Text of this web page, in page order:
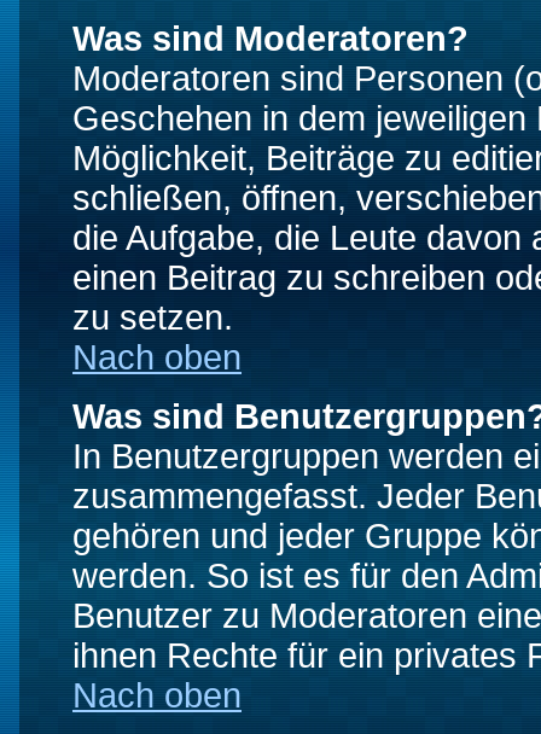
Was sind Moderatoren?
Moderatoren sind Personen
Geschehen in dem
Möglichkeit, Beiträge zu
schließen, öffnen,
die Aufgabe, die Leute
einen Beitrag zu schreiben
zu setzen.
Nach oben
Was sind
In Benutzergruppen werden
zusammengefasst. Jeder
gehören und jeder Gruppe
werden. So ist es für den
Benutzer zu Moderatoren
ihnen Rechte für ein privates
Nach oben